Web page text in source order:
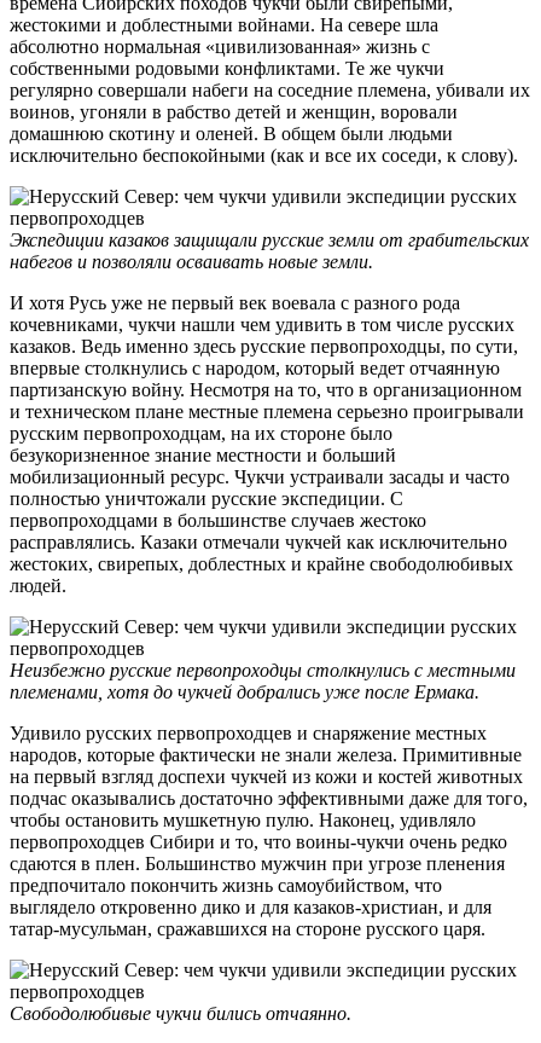
жестокими и доблестными войнами. На севере шла
абсолютно нормальная «цивилизованная» жизнь с
собственными родовыми конфликтами. Те же чукчи
регулярно совершали набеги на соседние племена, убивали их
воинов, угоняли в рабство детей и женщин, воровали
домашнюю скотину и оленей. В общем были людьми
исключительно беспокойными (как и все их соседи, к слову).
Экспедиции казаков защищали русские земли от грабительских
набегов и позволяли осваивать новые земли.
И хотя Русь уже не первый век воевала с разного рода
кочевниками, чукчи нашли чем удивить в том числе русских
казаков. Ведь именно здесь русские первопроходцы, по сути,
впервые столкнулись с народом, который ведет отчаянную
партизанскую войну. Несмотря на то, что в организационном
и техническом плане местные племена серьезно проигрывали
русским первопроходцам, на их стороне было
безукоризненное знание местности и больший
мобилизационный ресурс. Чукчи устраивали засады и часто
полностью уничтожали русские экспедиции. С
первопроходцами в большинстве случаев жестоко
расправлялись. Казаки отмечали чукчей как исключительно
жестоких, свирепых, доблестных и крайне свободолюбивых
людей.
Неизбежно русские первопроходцы столкнулись с местными
племенами, хотя до чукчей добрались уже после Ермака.
Удивило русских первопроходцев и снаряжение местных
народов, которые фактически не знали железа. Примитивные
на первый взгляд доспехи чукчей из кожи и костей животных
подчас оказывались достаточно эффективными даже для того,
чтобы остановить мушкетную пулю. Наконец, удивляло
первопроходцев Сибири и то, что воины-чукчи очень редко
сдаются в плен. Большинство мужчин при угрозе пленения
предпочитало покончить жизнь самоубийством, что
выглядело откровенно дико и для казаков-христиан, и для
татар-мусульман, сражавшихся на стороне русского царя.
Свободолюбивые чукчи бились отчаянно.